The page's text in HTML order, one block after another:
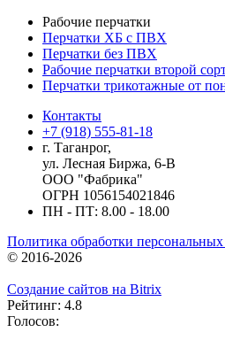
Рабочие перчатки
Перчатки ХБ с ПВХ
Перчатки без ПВХ
Рабочие перчатки второй
Перчатки трикотажные от
Контакты
+7 (918) 555-81-18
г. Таганрог,
ул. Лесная Биржа, 6-В
ООО "Фабрика"
ОГРН 1056154021846
ПН - ПТ: 8.00 - 18.00
Политика обработки
© 2016-2026
Создание сайтов на Bitrix
Рейтинг: 4.8
Голосов: